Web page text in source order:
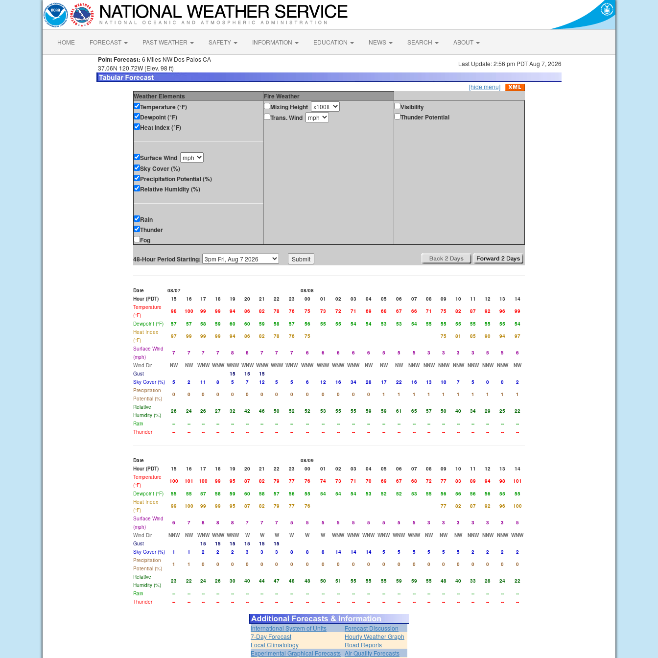
HOME FORECAST PAST WEATHER SAFETY INFORMATION EDUCATION NEWS SEARCH ABOUT
Point Forecast: 6 Miles NW Dos Palos CA
37.06N 120.72W (Elev. 98 ft)
Last Update: 2:56 pm PDT Aug 7, 2026
[hide menu]
Weather Elements
Fire Weather
Temperature (°F)
Dewpoint (°F)
Heat Index (°F)
Surface Wind
Sky Cover (%)
Precipitation Potential (%)
Relative Humidity (%)
Rain
Thunder
Fog
Mixing Height
Trans. Wind
Visibility
Thunder Potential
48-Hour Period Starting:
Date 08/07
08/08
Hour (PDT)
15 16 17 18 19 20 21 22 23 00 01 02 03 04 05 06 07 08 09 10 11 12 13
14
Temperature
(°F)
98 100 99 99 94 86 82 78 76 75 73 72 71 69 68 67 66 71 75 82 87 92 96
99
Dewpoint (°F)
57 57 58 59 60 60 59 58 57 56 55 55 54 54 53 53 54 55 55 55 55 55 55
54
Heat Index
(°F)
97 99 99 99 94 86 82 78 76 75 75 81 85 90 94
97
Surface Wind
(mph)
7 7 7 7 8 8 7 7 7 6 6 6 6 6 5 5 5 3 3 3 3 5 5
6
Wind Dir
NW NW WNW WNW WNW WNW WNW WNW WNW WNW WNW WNW WNW NW NW NW NNW NNW NNW NNW NNW NNW NNW
NW
Gust
15 15
15
Sky Cover (%)
5 2 11 8 5 7 12 5 5 6 12 16 34 28 17 22 16 13 10 7 5 0 0
2
Precipitation
Potential (%)
0 0 0 0 0 0 0 0 0 0 0 0 0 0 1 1 1 1 1 1 1 1 1
1
Relative
Humidity (%)
26 24 26 27 32 42 46 50 52 52 53 55 55 59 59 61 65 57 50 40 34 29 25
22
Rain
-- -- -- -- -- -- -- -- -- -- -- -- -- -- -- -- -- -- -- -- -- -- --
--
Thunder
-- -- -- -- -- -- -- -- -- -- -- -- -- -- -- -- -- -- -- -- -- -- -- --
Date
08/09
Hour (PDT)
15 16 17 18 19 20 21 22 23 00 01 02 03 04 05 06 07 08 09 10 11 12 13
14
Temperature
(°F)
100 101 100 99 95 87 82 79 77 76 74 73 71 70 69 67 68 72 77 83 89 94 98
101
Dewpoint (°F)
55 55 57 58 59 60 58 57 56 55 54 54 54 53 52 52 53 55 56 56 56 56 55
55
Heat Index
(°F)
99 100 99 99 95 87 82 79 77 76 77 82 87 92 96
100
Surface Wind
(mph)
6 7 8 8 8 7 7 7 5 5 5 5 5 5 5 5 5 3 3 3 3 3 3
5
Wind Dir
NNW NW WNW WNW WNW W W W W W W WNW WNW WNW WNW WNW WNW NW NW NW NNW NNW NNW WNW
Gust
15 15 15 15 15
15
Sky Cover (%)
1 1 2 2 2 3 3 3 8 8 8 14 14 14 5 5 5 5 5 5 2 2 2
2
Precipitation
Potential (%)
1 1 0 0 0 0 0 0 0 0 0 0 0 0 0 0 0 0 0 0 0 0 0
0
Relative
Humidity (%)
23 22 24 26 30 40 44 47 48 48 50 51 55 55 55 59 59 55 48 40 33 28 24
22
Rain
-- -- -- -- -- -- -- -- -- -- -- -- -- -- -- -- -- -- -- -- -- -- --
--
Thunder
-- -- -- -- -- -- -- -- -- -- -- -- -- -- -- -- -- -- -- -- -- -- -- --
International System of Units
Forecast Discussion
7-Day Forecast
Hourly Weather Graph
Local Climatology
Road Reports
Experimental Graphical Forecasts Air Quality Forecasts